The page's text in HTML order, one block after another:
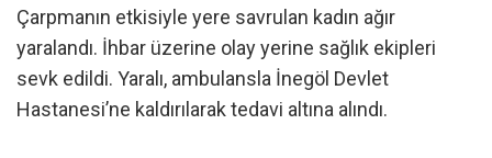
Çarpmanın etkisiyle yere savrulan kadın ağır
yaralandı. İhbar üzerine olay yerine sağlık ekipleri
sevk edildi. Yaralı, ambulansla İnegöl Devlet
Hastanesi’ne kaldırılarak tedavi altına alındı.